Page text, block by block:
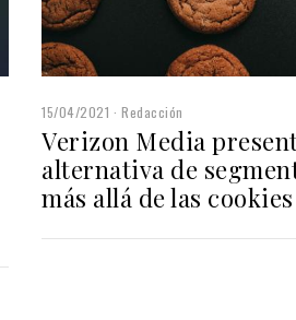
15/04/2021 Redacción
Verizon Media
alternativa de
más allá de las cookies